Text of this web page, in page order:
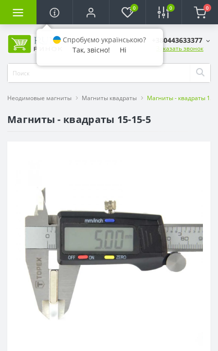
0 0 0
+380443633377
Заказать звонок
Неодимовые магниты Магниты квадраты Магниты - квадраты 15-
Магниты - квадраты 15-15-5
Спробуємо українською?
Так, звісно!
Ні